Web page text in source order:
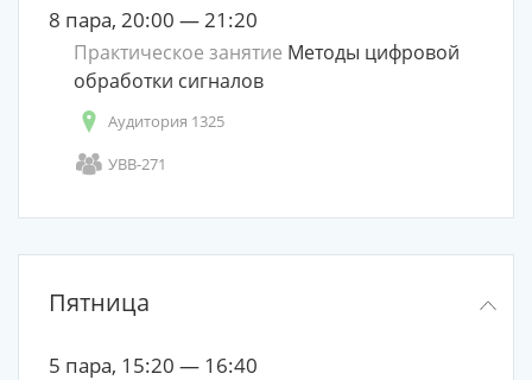
8 пара, 20:00 — 21:20
Практическое занятие Методы цифровой
обработки сигналов
Аудитория 1325
УВВ-271
Пятница
5 пара, 15:20 — 16:40